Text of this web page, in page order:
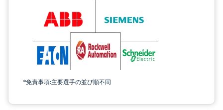
*免責事項:主要選手の並び順不同